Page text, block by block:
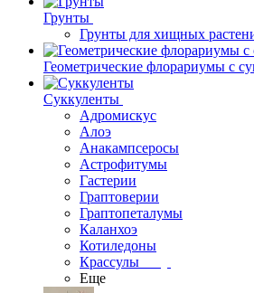
Грунты
Грунты для хищных
Геометрические флорариумы с
Суккуленты
Адромискус
Алоэ
Анакампсеросы
Астрофитумы
Гастерии
Граптоверии
Граптопеталумы
Каланхоэ
Котиледоны
Крассулы
Еще